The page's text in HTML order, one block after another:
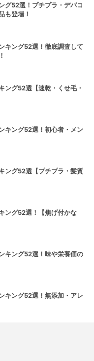
グ52選！プチプラ・デパコ
も登場！
キング52選！徹底調査して
ング52選【速乾・くせ毛・
キング52選！初心者・メン
ング52選【プチプラ・髪質
ング52選！【焦げ付かな
キング52選！味や栄養価の
キング52選！無添加・アレ